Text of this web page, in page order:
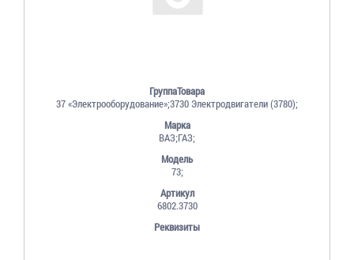
ГруппаТовара
37 «Электрооборудование»;3730 Электродвигатели (3780);
Марка
ВАЗ;ГАЗ;
Модель
73;
Артикул
6802.3730
Реквизиты